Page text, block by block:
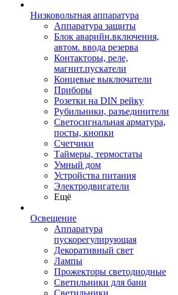
Низковольтная аппаратура
Аппаратура защиты
Блок аварийн.включения,
автом. ввода резерва
Контакторы, реле,
магнит.пускатели
Концевые выключатели
Приборы
Розетки на DIN рейку
Рубильники, разъединители
Светосигнальная арматура,
посты, кнопки
Счетчики
Таймеры, термостаты
Умный дом
Устройства питания
Электродвигатели
Ещё
Освещение
Аппаратура
пускорегулирующая
Декоративный свет
Лампы
Прожекторы светодиодные
Светильники для бани